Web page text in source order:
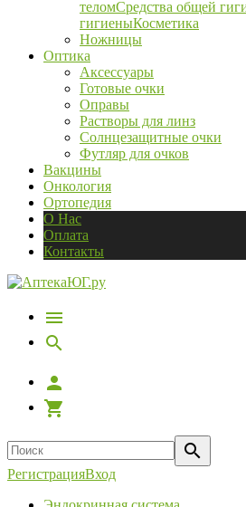
теломСредства общей
гигиеныКосметика
Ножницы
Оптика
Аксессуары
Готовые очки
Оправы
Растворы для линз
Солнцезащитные очки
Футляр для очков
Вакцины
Онкология
Ортопедия
О Нас
Оплата
Контакты
РегистрацияВход